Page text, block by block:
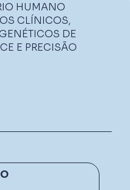
HUMANO
CLÍNICOS,
DE
E PRECISÃO